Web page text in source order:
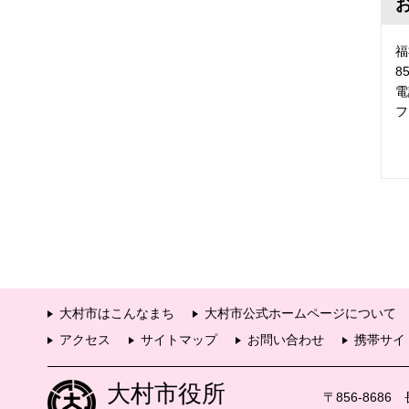
大村市はこんなまち
大村市公式ホームページについて
アクセス
サイトマップ お問い合わせ 携帯サイ
大村市役所 〒856-8686